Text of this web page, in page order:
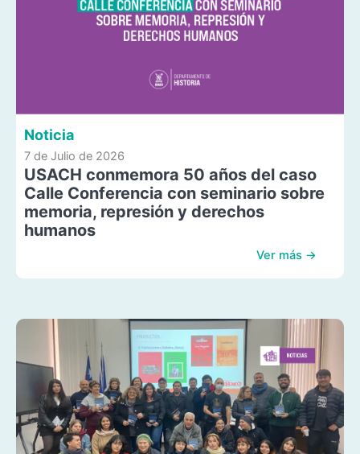
Noticia
7 de Julio de 2026
USACH conmemora 50 años del caso
Calle Conferencia con seminario sobre
memoria, represión y derechos
humanos
Ver más →